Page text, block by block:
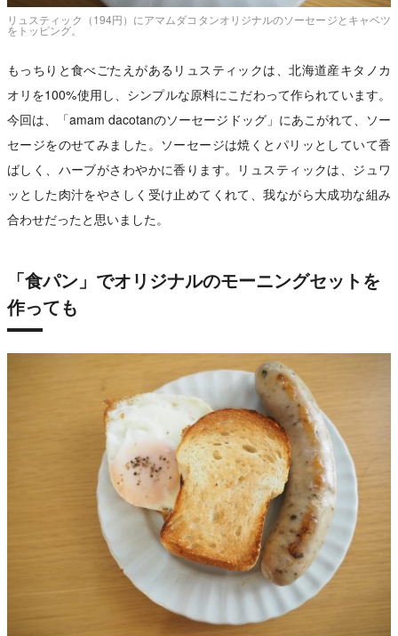
リュスティック（194円）にアマムダコタンオリジナルのソーセージとキャベツ
をトッピング。
もっちりと食べごたえがあるリュスティックは、北海道産キタノカ
オリを100%使用し、シンプルな原料にこだわって作られています。
今回は、「amam dacotanのソーセージドッグ」にあこがれて、ソー
セージをのせてみました。ソーセージは焼くとパリッとしていて香
ばしく、ハーブがさわやかに香ります。リュスティックは、ジュワ
ッとした肉汁をやさしく受け止めてくれて、我ながら大成功な組み
合わせだったと思いました。
「食パン」でオリジナルのモーニングセットを
作っても